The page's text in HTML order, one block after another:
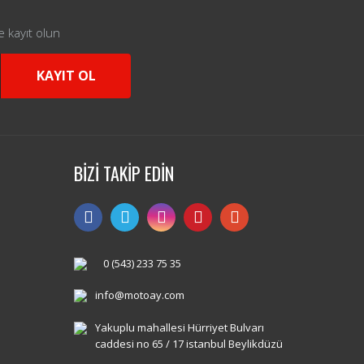
kayıt olun
KAYIT OL
BİZİ TAKİP EDİN
0 (543) 233 75 35
info@motoay.com
Yakuplu mahallesi Hürriyet Bulvarı
caddesi no 65 / 17 istanbul Beylikdüzü